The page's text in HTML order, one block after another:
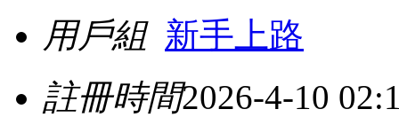
用戶組 新手上路
註冊時間2026-4-10